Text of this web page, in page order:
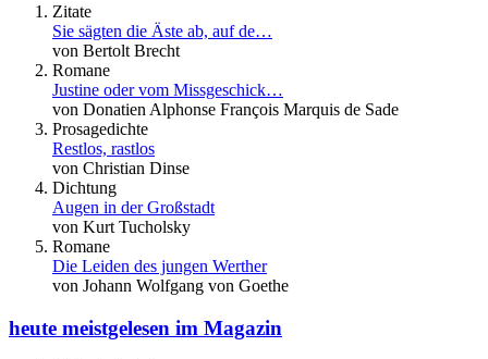
Zitate
Sie sägten die Äste ab, auf de…
von Bertolt Brecht
Romane
Justine oder vom Missgeschick…
von Donatien Alphonse François Marquis de Sade
Prosagedichte
Restlos, rastlos
von Christian Dinse
Dichtung
Augen in der Großstadt
von Kurt Tucholsky
Romane
Die Leiden des jungen Werther
von Johann Wolfgang von Goethe
heute meistgelesen im Magazin